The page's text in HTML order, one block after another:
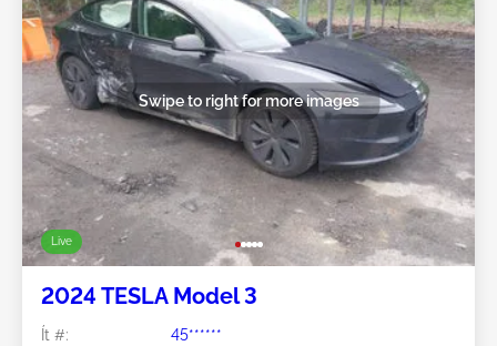
Live
Swipe to right for more images
2024 TESLA Model 3
Ít #:
45******